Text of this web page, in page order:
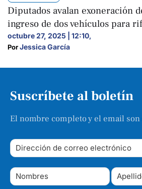
Diputados avalan exoneración
ingreso de dos vehículos para
octubre 27, 2025 | 12:10,
Por Jessica García
Suscríbete al boletín
El nombre completo y el email